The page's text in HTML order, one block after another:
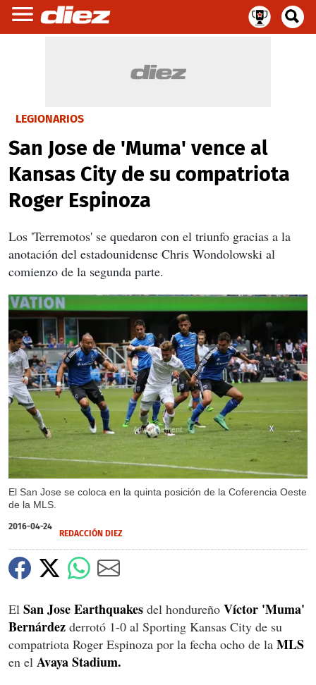
LEGIONARIOS
San Jose de 'Muma' vence al
Kansas City de su compatriota
Roger Espinoza
Los 'Terremotos' se quedaron con el triunfo gracias a la
anotación del estadounidense Chris Wondolowski al
comienzo de la segunda parte.
El San Jose se coloca en la quinta posición de la Coferencia Oeste
de la MLS.
X
2016-04-24
REDACCIÓN DIEZ
El San Jose Earthquakes del hondureño Víctor 'Muma'
Bernárdez derrotó 1-0 al Sporting Kansas City de su
compatriota Roger Espinoza por la fecha ocho de la MLS
en el Avaya Stadium.